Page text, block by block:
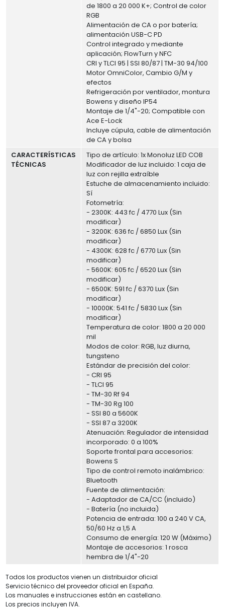
de 1800 a 20 000 K+; Control de color
RGB
Alimentación de CA o por batería;
alimentación USB-C PD
Control integrado y mediante
aplicación; FlowTurn y NFC
CRI y TLCI 95 | SSI 80/87 | TM-30 94/100
Motor OmniColor, Cambio G/M y
efectos
Refrigeración por ventilador, montura
Bowens y diseño IP54
Montaje de 1/4"-20; Compatible con
Ace E-Lock
Incluye cúpula, cable de alimentación
de CA y bolsa
CARACTERÍSTICAS
TÉCNICAS
Tipo de artículo: 1x Monoluz LED COB
Modificador de luz incluido: 1 caja de
luz con rejilla extraíble
Estuche de almacenamiento incluido:
Sí
Fotometría:
- 2300K: 443 fc / 4770 Lux (Sin
modificar)
- 3200K: 636 fc / 6850 Lux (Sin
modificar)
- 4300K: 628 fc / 6770 Lux (Sin
modificar)
- 5600K: 605 fc / 6520 Lux (Sin
modificar)
- 6500K: 591 fc / 6370 Lux (Sin
modificar)
- 10000K: 541 fc / 5830 Lux (Sin
modificar)
Temperatura de color: 1800 a 20 000
mil
Modos de color: RGB, luz diurna,
tungsteno
Estándar de precisión del color:
- CRI 95
- TLCI 95
- TM-30 Rf 94
- TM-30 Rg 100
- SSI 80 a 5600K
- SSI 87 a 3200K
Atenuación: Regulador de intensidad
incorporado: 0 a 100%
Soporte frontal para accesorios:
Bowens S
Tipo de control remoto inalámbrico:
Bluetooth
Fuente de alimentación:
- Adaptador de CA/CC (incluido)
- Batería (no incluida)
Potencia de entrada: 100 a 240 V CA,
50/60 Hz a 1,5 A
Consumo de energía: 120 W (Máximo)
Montaje de accesorios: 1 rosca
hembra de 1/4"-20
Todos los productos vienen un distribuidor oficial
Servicio técnico del proveedor oficial en España.
Los manuales e instrucciones están en castellano.
Los precios incluyen IVA.